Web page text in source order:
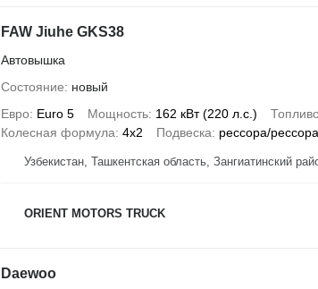
FAW Jiuhe GKS38
Автовышка
Состояние
новый
Евро
Euro 5 Мощность 162 кВт (220 л.с.) Топливо
Колесная формула 4x2 Подвеска рессора/рессора
Узбекистан, Ташкентская область, Зангиатинский
ORIENT MOTORS TRUCK
Daewoo